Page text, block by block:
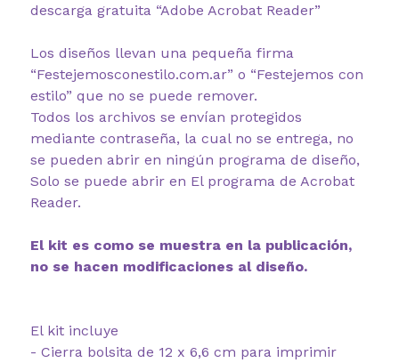
descarga gratuita “Adobe Acrobat Reader”
Los diseños llevan una pequeña firma
“Festejemosconestilo.com.ar” o “Festejemos con
estilo” que no se puede remover.
Todos los archivos se envían protegidos
mediante contraseña, la cual no se entrega, no
se pueden abrir en ningún programa de diseño,
Solo se puede abrir en El programa de Acrobat
Reader.
El kit es como se muestra en la publicación,
no se hacen modificaciones al diseño.
El kit incluye
- Cierra bolsita de 12 x 6,6 cm para imprimir